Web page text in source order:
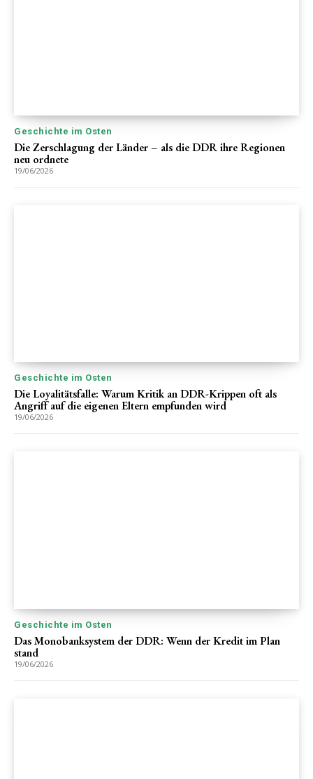
Geschichte im Osten
Die Zerschlagung der Länder – als die DDR ihre Regionen
neu ordnete
19/06/2026
Geschichte im Osten
Die Loyalitätsfalle: Warum Kritik an DDR-Krippen oft als
Angriff auf die eigenen Eltern empfunden wird
19/06/2026
Geschichte im Osten
Das Monobanksystem der DDR: Wenn der Kredit im Plan
stand
19/06/2026